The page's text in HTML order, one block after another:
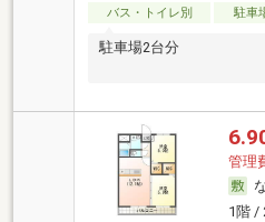
バス・トイレ別
駐車
駐車場2台分
管理
1階 /